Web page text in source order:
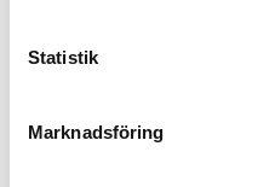
Statistik
Marknadsföring
-20%